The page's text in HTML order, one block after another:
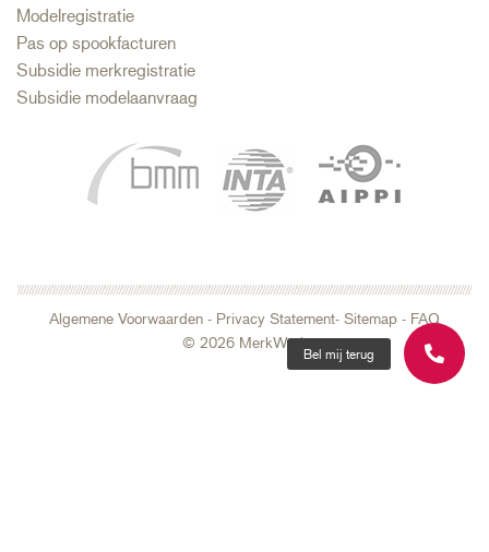
Modelregistratie
Pas op spookfacturen
Subsidie merkregistratie
Subsidie modelaanvraag
Algemene Voorwaarden - Privacy Statement- Sitemap - FAQ
© 2026 MerkWerk
Bel mij terug